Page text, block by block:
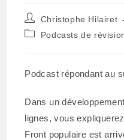
Auteur/autrice
de
la
Christophe Hilairet
PostPodcasts de
Podcast répondant au
Dans un
lignes, vous
Front populaire est